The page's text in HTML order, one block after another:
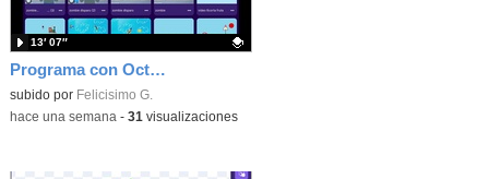
Programa con OctoStudio, un juego de disparos contra Zombies con un cargador basado en el House of the dead
Contenido educativo.
subido por Felicisimo G.
13′ 07″
-hace una semana - 31 visualizaciones